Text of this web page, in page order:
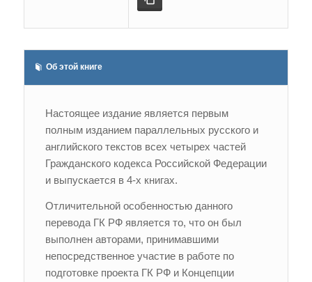
Об этой книге
Настоящее издание является первым
полным изданием параллельных русского и
английского текстов всех четырех частей
Гражданского кодекса Российской Федерации
и выпускается в 4-х книгах.
Отличительной особенностью данного
перевода ГК РФ является то, что он был
выполнен авторами, принимавшими
непосредственное участие в работе по
подготовке проекта ГК РФ и Концепции